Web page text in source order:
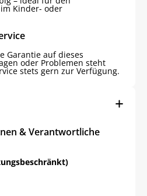
Kinder- oder
Garantie auf dieses
oder Problemen steht
stets gern zur Verfügung.
& Verantwortliche